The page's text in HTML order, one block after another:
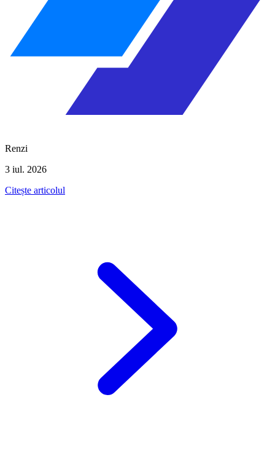
Renzi
3 iul. 2026
Citește articolul